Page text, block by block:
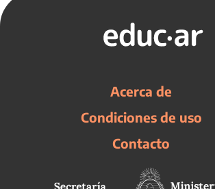
Acerca de
Condiciones de uso
Contacto